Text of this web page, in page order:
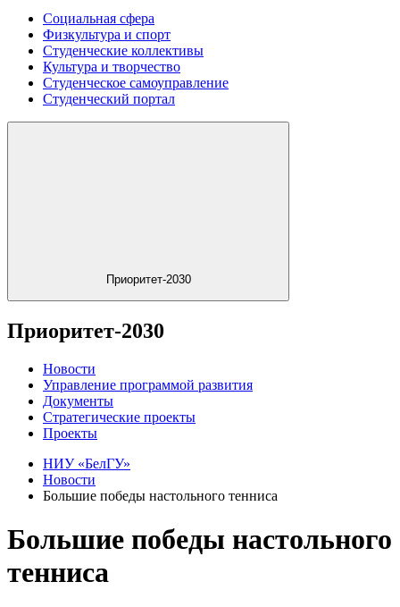
Социальная сфера
Физкультура и спорт
Студенческие коллективы
Культура и творчество
Студенческое самоуправление
Студенческий портал
Приоритет-2030
Приоритет-2030
Новости
Управление программой развития
Документы
Стратегические проекты
Проекты
НИУ «БелГУ»
Новости
Большие победы настольного тенниса
Большие победы настольного
тенниса